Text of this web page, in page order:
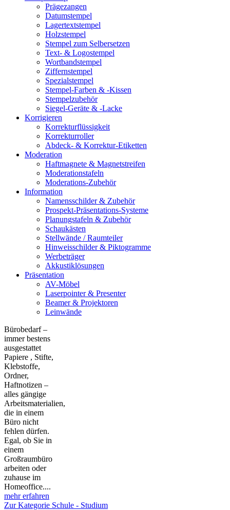
Prägezangen
Datumstempel
Lagertextstempel
Holzstempel
Stempel zum Selbersetzen
Text- & Logostempel
Wortbandstempel
Ziffernstempel
Spezialstempel
Stempel-Farben & -Kissen
Stempelzubehör
Siegel-Geräte & -Lacke
Korrigieren
Korrekturflüssigkeit
Korrekturroller
Abdeck- & Korrektur-Etiketten
Moderation
Haftmagnete & Magnetstreifen
Moderationstafeln
Moderations-Zubehör
Information
Namensschilder & Zubehör
Prospekt-Präsentations-Systeme
Planungstafeln & Zubehör
Schaukästen
Stellwände / Raumteiler
Hinweisschilder & Piktogramme
Werbeträger
Akkustiklösungen
Präsentation
AV-Möbel
Laserpointer & Presenter
Beamer & Projektoren
Leinwände
Bürobedarf –
immer bestens
ausgestattet
Papiere , Stifte,
Klebstoffe,
Ordner,
Haftnotizen –
alles gängige
Arbeitsmaterialien,
die in einem
Büro nicht
fehlen dürfen.
Egal, ob Sie in
einem
Großraumbüro
arbeiten oder
zuhause im
Homeoffice....
mehr erfahren
Zur Kategorie Schule - Studium